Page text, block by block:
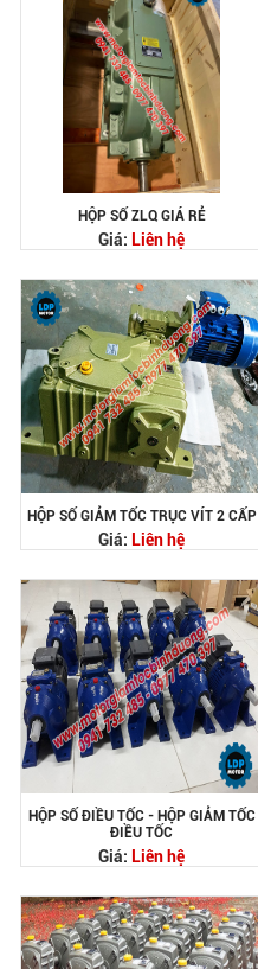
HỘP SỐ ZLQ GIÁ RẺ
Giá: Liên hệ
HỘP SỐ GIẢM TỐC TRỤC VÍT 2 CẤP
Giá: Liên hệ
HỘP SỐ ĐIỀU TỐC - HỘP GIẢM TỐC
ĐIỀU TỐC
Giá: Liên hệ